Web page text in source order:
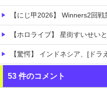
【にじ甲2026】 Winners2回戦第2試合：ロイ
【ホロライブ】 星街すいせいとか言うシャドバやってることアピー
【驚愕】 インドネシア、[ドラえも
職場の人妻と不倫をして、つい
53 件のコメント